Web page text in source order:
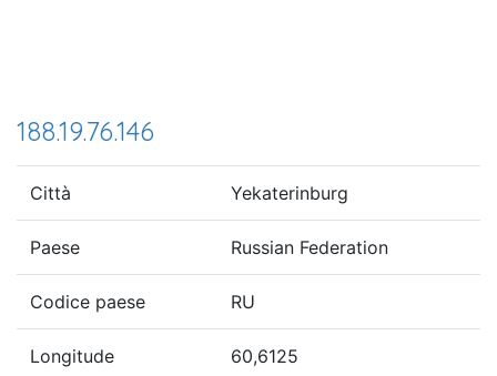
188.19.76.146
Città Yekaterinburg
Paese Russian Federation
Codice paese RU
Longitude 60,6125